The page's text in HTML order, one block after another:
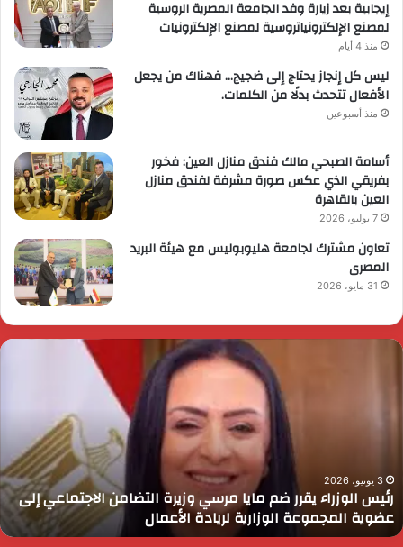
إيجابية بعد زيارة وفد الجامعة المصرية الروسية
لمصنع الإلكترونياتروسية لمصنع الإلكترونيات
منذ 4 أيام
ليس كل إنجاز يحتاج إلى ضجيج… فهناك من يجعل
الأفعال تتحدث بدلًا من الكلمات.
منذ أسبوعين
أسامة الصبحي مالك فندق منازل العين: فخور
بفريقي الذي عكس صورة مشرفة لفندق منازل
العين بالقاهرة
7 يوليو، 2026
تعاون مشترك لجامعة هليوبوليس مع هيئة البريد
المصرى
31 مايو، 2026
رئيس
التضامن
الاجتماعي
إلى
عضوية
3 يونيو، 2026
رئيس الوزراء يقرر ضم مايا مرسي وزيرة التضامن الاجتماعي إلى
عضوية المجموعة الوزارية لريادة الأعمال